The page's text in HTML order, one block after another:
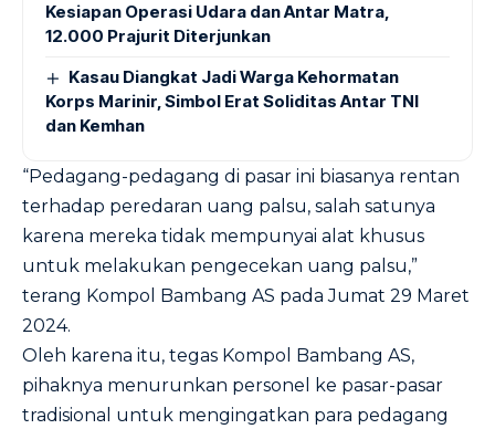
Kesiapan Operasi Udara dan Antar Matra,
12.000 Prajurit Diterjunkan
Kasau Diangkat Jadi Warga Kehormatan
Korps Marinir, Simbol Erat Soliditas Antar TNI
dan Kemhan
“Pedagang-pedagang di pasar ini biasanya rentan
terhadap peredaran uang palsu, salah satunya
karena mereka tidak mempunyai alat khusus
untuk melakukan pengecekan uang palsu,”
terang Kompol Bambang AS pada Jumat 29 Maret
2024.
Oleh karena itu, tegas Kompol Bambang AS,
pihaknya menurunkan personel ke pasar-pasar
tradisional untuk mengingatkan para pedagang